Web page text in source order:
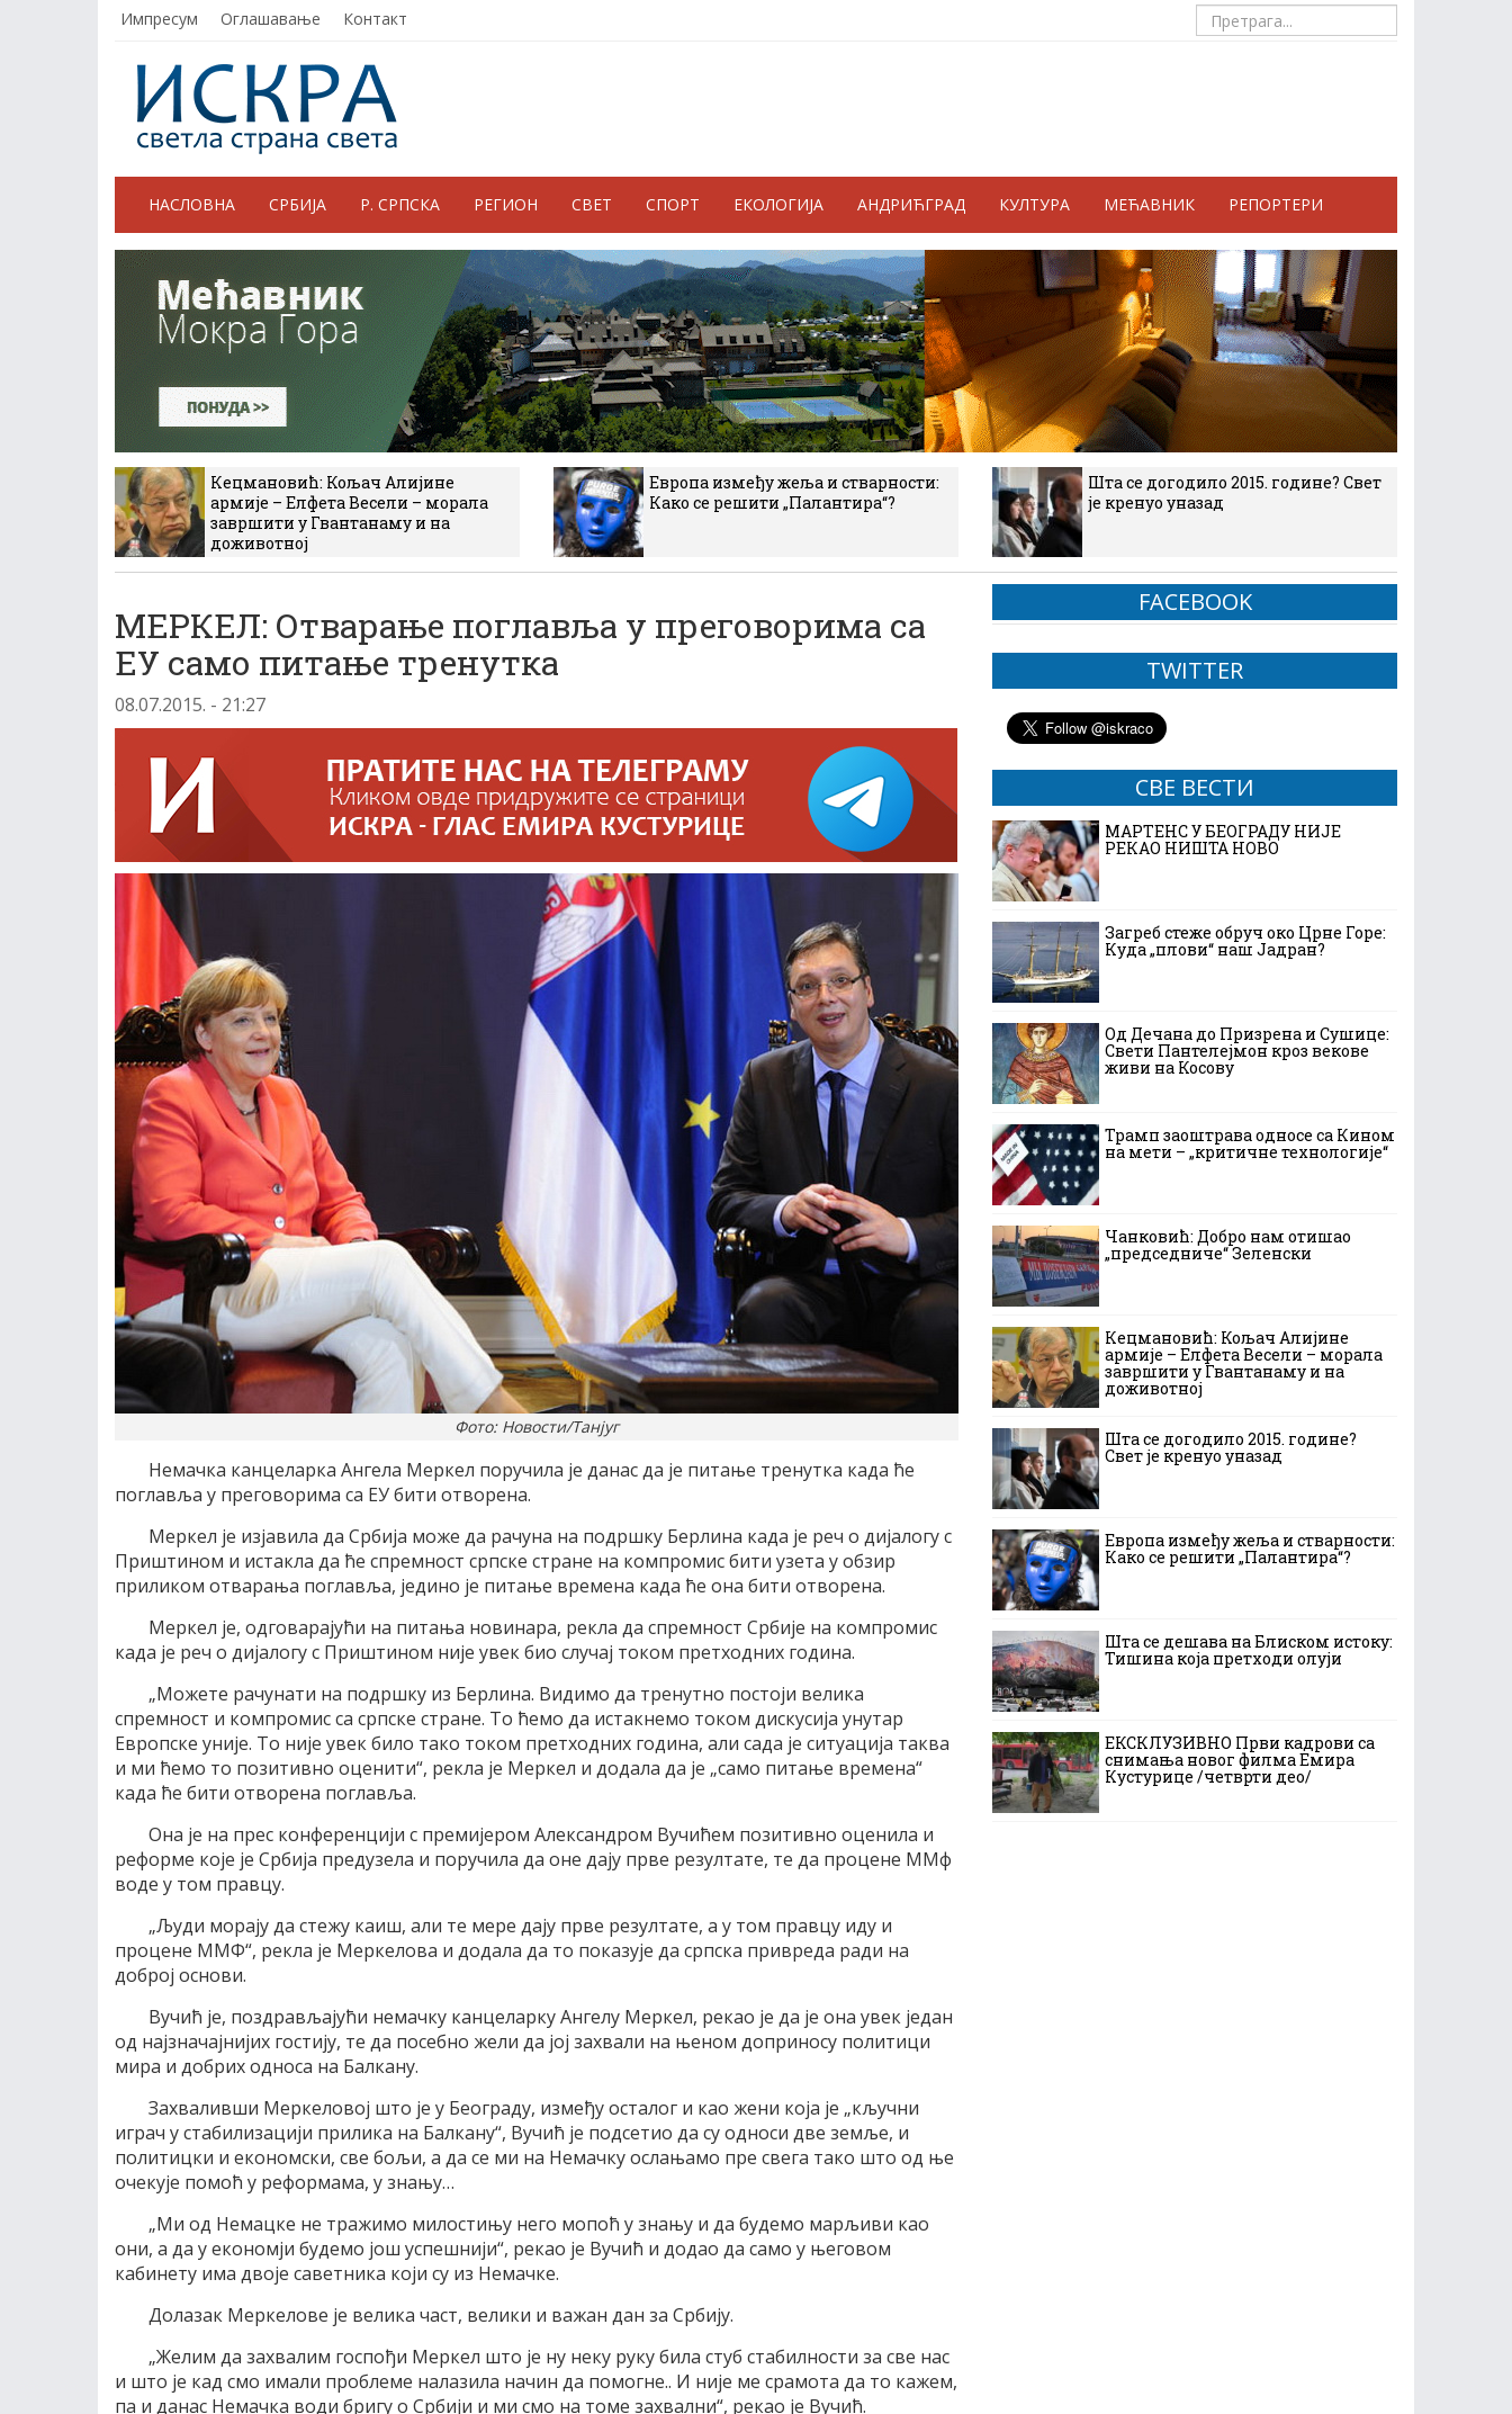
Импресум Оглашавање Контакт
НАСЛОВНА СРБИЈА Р. СРПСКА РЕГИОН СВЕТ СПОРТ ЕКОЛОГИЈА АНДРИЋГРАД КУЛТУРА МЕЋАВНИК РЕПОРТЕРИ
Кецмановић: Кољач Алијине
армије – Елфета Весели – морала
завршити у Гвантанаму и на
доживотној
Европа између жеља и стварности:
Како се решити „Палантира“?
Шта се догодило 2015. године? Свет
је кренуо уназад
МЕРКЕЛ: Отварање поглавља у преговорима са
ЕУ само питање тренутка
08.07.2015. - 21:27
Фото: Новости/Танјуг
Немачка канцеларка Ангела Меркел поручила је данас да је питање тренутка када ће
поглавља у преговорима са ЕУ бити отворена.
Меркел је изјавила да Србија може да рачуна на подршку Берлина када је реч о дијалогу с
Приштином и истакла да ће спремност српске стране на компромис бити узета у обзир
приликом отварања поглавља, једино је питање времена када ће она бити отворена.
Меркел је, одговарајући на питања новинара, рекла да спремност Србије на компромис
када је реч о дијалогу с Приштином није увек био случај током претходних година.
„Можете рачунати на подршку из Берлина. Видимо да тренутно постоји велика
спремност и компромис са српске стране. То ћемо да истакнемо током дискусија унутар
Европске уније. То није увек било тако током претходних година, али сада је ситуација таква
и ми ћемо то позитивно оценити“, рекла је Меркел и додала да је „само питање времена“
када ће бити отворена поглавља.
Она је на прес конференцији с премијером Александром Вучићем позитивно оценила и
реформе које је Србија предузела и поручила да оне дају прве резултате, те да процене ММф
воде у том правцу.
„Људи морају да стежу каиш, али те мере дају прве резултате, а у том правцу иду и
процене ММФ“, рекла је Меркелова и додала да то показује да српска привреда ради на
доброј основи.
Вучић је, поздрављајући немачку канцеларку Ангелу Меркел, рекао је да је она увек један
од најзначајнијих гостију, те да посебно жели да јој захвали на њеном доприносу политици
мира и добрих односа на Балкану.
Захваливши Меркеловој што је у Београду, између осталог и као жени која је „кључни
играч у стабилизацији прилика на Балкану“, Вучић је подсетио да су односи две земље, и
политицки и економски, све бољи, а да се ми на Немачку ослањамо пре свега тако што од ње
очекује помоћ у реформама, у знању…
„Ми од Немацке не тражимо милостињу него мопоћ у знању и да будемо марљиви као
они, а да у економји будемо још успешнији“, рекао је Вучић и додао да само у његовом
кабинету има двоје саветника који су из Немачке.
Долазак Меркелове је велика част, велики и важан дан за Србију.
„Желим да захвалим госпођи Меркел што је ну неку руку била стуб стабилности за све нас
и што је кад смо имали проблеме налазила начин да помогне.. И није ме срамота да то кажем,
па и данас Немачка води бригу о Србији и ми смо на томе захвални“, рекао је Вучић.
FACEBOOK
TWITTER
СВЕ ВЕСТИ
МАРТЕНС У БЕОГРАДУ НИЈЕ
РЕКАО НИШТА НОВО
Загреб стеже обруч око Црне Горе:
Куда „плови“ наш Јадран?
Од Дечана до Призрена и Сушице:
Свети Пантелејмон кроз векове
живи на Косову
Трамп заоштрава односе са Кином
на мети – „критичне технологије“
Чанковић: Добро нам отишао
„председниче“ Зеленски
Кецмановић: Кољач Алијине
армије – Елфета Весели – морала
завршити у Гвантанаму и на
доживотној
Шта се догодило 2015. године?
Свет је кренуо уназад
Европа између жеља и стварности:
Како се решити „Палантира“?
Шта се дешава на Блиском истоку:
Тишина која претходи олуји
ЕКСКЛУЗИВНО Први кадрови са
снимања новог филма Емира
Кустурице /четврти део/